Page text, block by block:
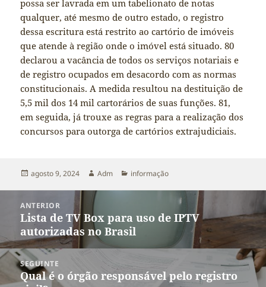
possa ser lavrada em um tabelionato de notas
qualquer, até mesmo de outro estado, o registro
dessa escritura está restrito ao cartório de imóveis
que atende à região onde o imóvel está situado. 80
declarou a vacância de todos os serviços notariais e
de registro ocupados em desacordo com as normas
constitucionais. A medida resultou na destituição de
5,5 mil dos 14 mil cartorários de suas funções. 81,
em seguida, já trouxe as regras para a realização dos
concursos para outorga de cartórios extrajudiciais.
Publicado
agosto 9, 2024 Autor
Adm Categorias
informação
ANTERIOR
Post
anterior:
Lista de TV Box para uso de IPTV
autorizadas no Brasil
SEGUINTE
Próximo
Qual é o órgão responsável pelo registro